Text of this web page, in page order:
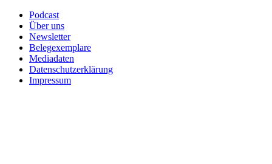
Podcast
Über uns
Newsletter
Belegexemplare
Mediadaten
Datenschutzerklärung
Impressum